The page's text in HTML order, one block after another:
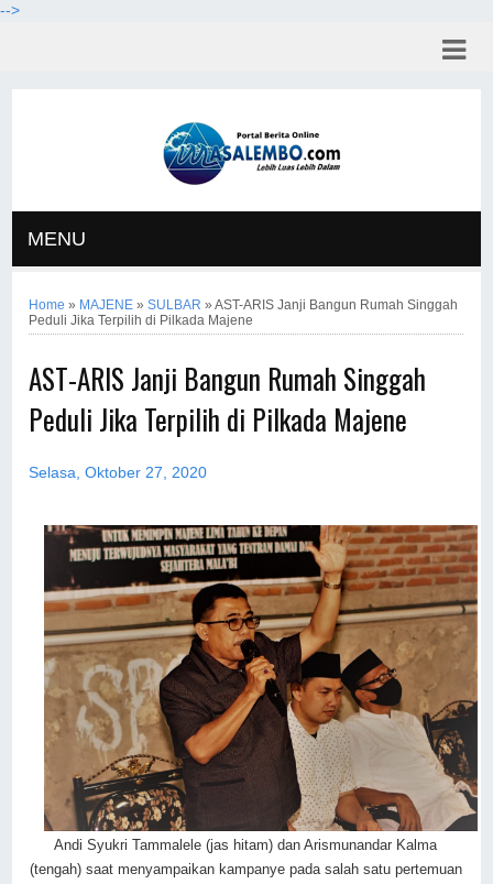
-->
MENU
Home » MAJENE »SULBAR »AST-ARIS Janji Bangun Rumah Singgah
Peduli Jika Terpilih di Pilkada Majene
AST-ARIS Janji Bangun Rumah Singgah
Peduli Jika Terpilih di Pilkada Majene
Selasa, Oktober 27, 2020
Andi Syukri Tammalele (jas hitam) dan Arismunandar Kalma
(tengah) saat menyampaikan kampanye pada salah satu pertemuan